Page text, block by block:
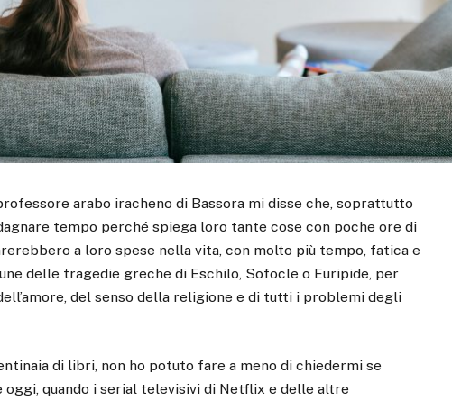
arabo iracheno di Bassora mi disse che, soprattutto
tempo perché spiega loro tante cose con poche ore di
a loro spese nella vita, con molto più tempo, fatica e
delle tragedie greche di Eschilo, Sofocle o Euripide, per
del senso della religione e di tutti i problemi degli
di libri, non ho potuto fare a meno di chiedermi se
oggi, quando i serial televisivi di Netflix e delle altre